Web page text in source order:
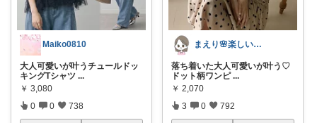
Maiko0810
大人可愛いが叶うチュールドッ
キングTシャツ ...
￥ 3,080
0 0 738
まえり🌸楽しい暮らし🍀
落ち着いた大人可愛いが叶う♡
ドット柄ワンピ ...
￥ 2,070
3 0 792